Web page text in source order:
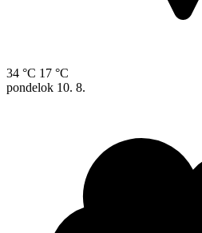
34 °C 17 °C
pondelok 10. 8.